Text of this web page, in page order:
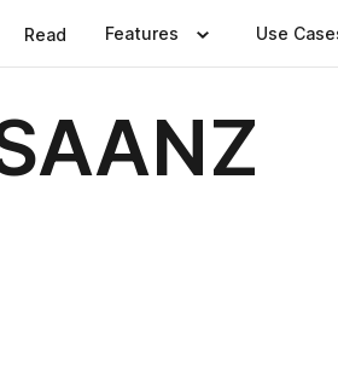
Read Features Use